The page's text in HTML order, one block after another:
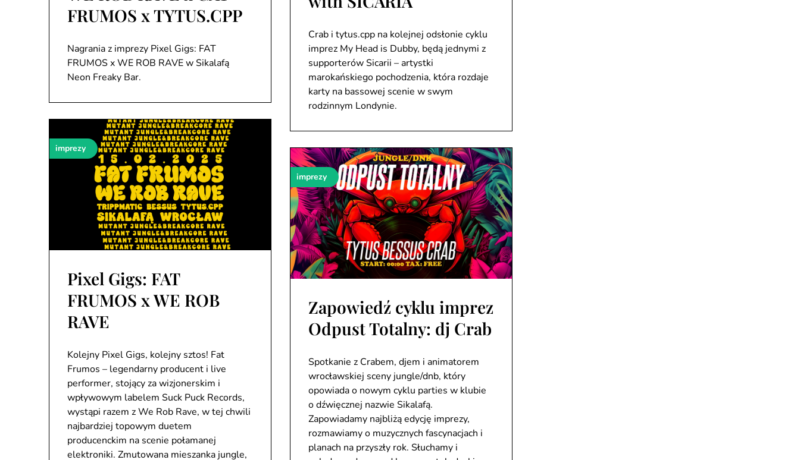
FRUMOS x TYTUS.CPP
Nagrania z imprezy Pixel Gigs: FAT
FRUMOS x WE ROB RAVE w Sikalafą
Neon Freaky Bar.
imprezy
Pixel Gigs: FAT
FRUMOS x WE ROB
RAVE
Kolejny Pixel Gigs, kolejny sztos! Fat
Frumos – legendarny producent i live
performer, stojący za wizjonerskim i
wpływowym labelem Suck Puck Records,
wystąpi razem z We Rob Rave, w tej chwili
najbardziej topowym duetem
producenckim na scenie połamanej
elektroniki. Zmutowana mieszanka jungle,
Crab i tytus.cpp na kolejnej odsłonie cyklu
imprez My Head is Dubby, będą jednymi z
supporterów Sicarii – artystki
marokańskiego pochodzenia, która rozdaje
karty na bassowej scenie w swym
rodzinnym Londynie.
imprezy
Zapowiedź cyklu imprez
Odpust Totalny: dj Crab
Spotkanie z Crabem, djem i animatorem
wrocławskiej sceny jungle/dnb, który
opowiada o nowym cyklu parties w klubie
o dźwięcznej nazwie Sikalafą.
Zapowiadamy najbliżą edycję imprezy,
rozmawiamy o muzycznych fascynacjach i
planach na przyszły rok. Słuchamy i